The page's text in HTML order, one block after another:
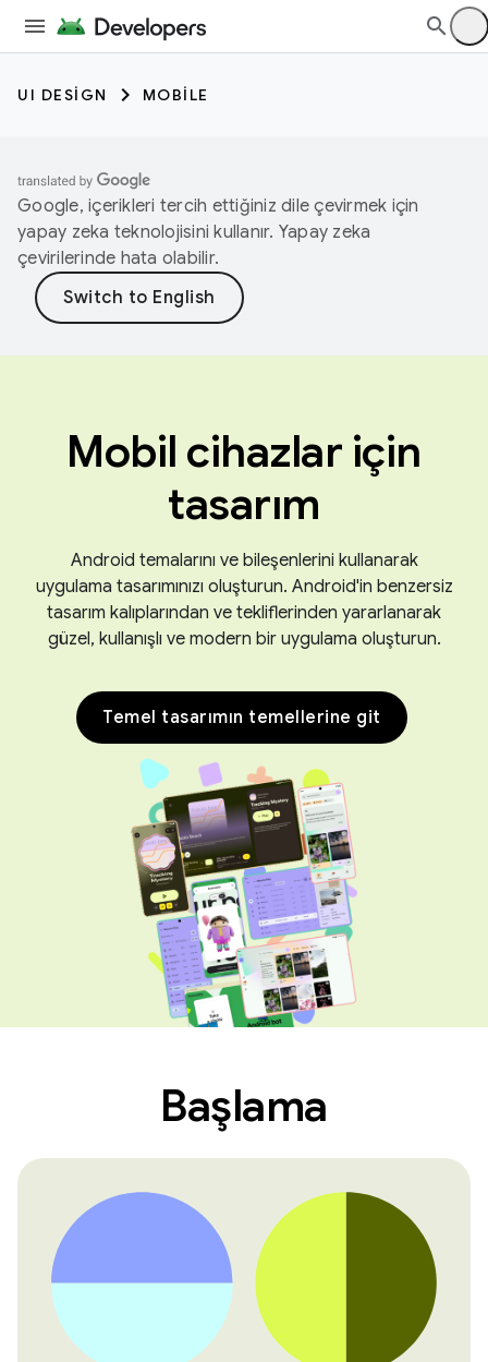
UI DESIGN MOBILE
Google, içerikleri tercih ettiğiniz dile çevirmek için
yapay zeka teknolojisini kullanır. Yapay zeka
çevirilerinde hata olabilir.
Mobil cihazlar için
tasarım
Android temalarını ve bileşenlerini kullanarak
uygulama tasarımınızı oluşturun. Android'in benzersiz
tasarım kalıplarından ve tekliflerinden yararlanarak
güzel, kullanışlı ve modern bir uygulama oluşturun.
Temel tasarımın temellerine git
Başlama